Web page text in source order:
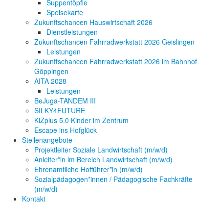
Suppentöpfle
Speisekarte
Zukunftschancen Hauswirtschaft 2026
Dienstleistungen
Zukunftschancen Fahrradwerkstatt 2026 Geislingen
Leistungen
Zukunftschancen Fahrradwerkstatt 2026 im Bahnhof
Göppingen
AITA 2028
Leistungen
BeJuga-TANDEM III
SILKY4FUTURE
KiZplus 5.0 Kinder im Zentrum
Escape ins Hofglück
Stellenangebote
Projektleiter Soziale Landwirtschaft (m/w/d)
Anleiter*in im Bereich Landwirtschaft (m/w/d)
Ehrenamtliche Hofführer*in (m/w/d)
Sozialpädagogen*innen / Pädagogische Fachkräfte
(m/w/d)
Kontakt